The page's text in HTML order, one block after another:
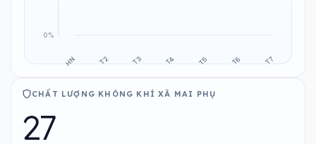
CHẤT LƯỢNG KHÔNG KHÍ XÃ MAI PHỤ
27